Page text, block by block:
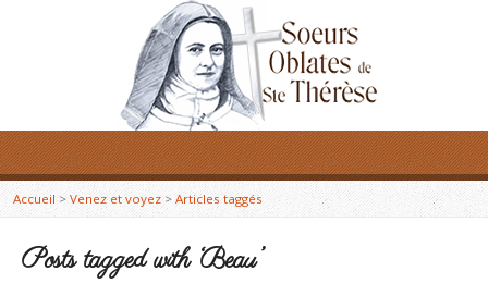
Accueil> Venez et voyez > Articles taggés
Posts tagged with ‘Beau’